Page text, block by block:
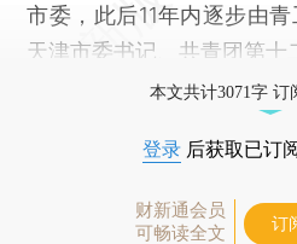
市委，此后11年内逐步由
天津市委书记、共青团第十
本文共计3071字 订
登录 后获取已订
财新通会员
可畅读全文
订